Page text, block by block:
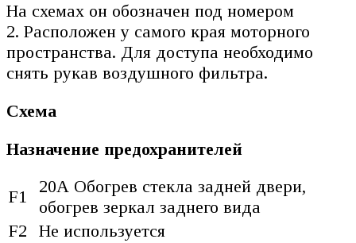
На схемах он обозначен под номером
2. Расположен у самого края моторного
пространства. Для доступа необходимо
снять рукав воздушного фильтра.
Схема
Назначение предохранителей
F1
20А Обогрев стекла задней двери,
обогрев зеркал заднего вида
F2
Не используется